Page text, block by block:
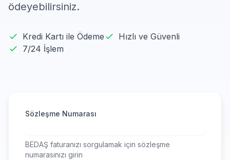
ödeyebilirsiniz.
Kredi Kartı ile Ödeme
Hızlı ve Güvenli
7/24 İşlem
Sözleşme Numarası
BEDAŞ faturanızı sorgulamak için sözleşme
numarasınızı girin